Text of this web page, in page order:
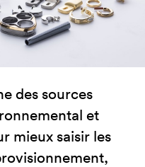
des sources
et
mieux saisir les